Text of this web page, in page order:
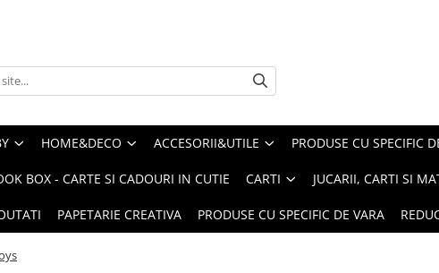
HOME&DECO ACCESORII&UTILE PRODUSE CU SPECIFIC
BOX - CARTE SI CADOURI IN CUTIE CARTI JUCARII, CARTI SI
PAPETARIE CREATIVA PRODUSE CU SPECIFIC DE VARA